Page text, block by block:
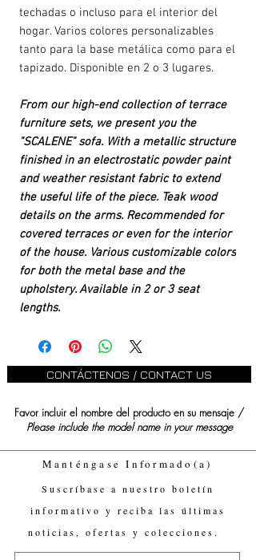
techadas o incluso para el interior del
hogar. Varios colores personalizables
tanto para la base metálica como para el
tapizado. Disponible en 2 o 3 lugares.
From our high-end collection of terrace
furniture sets, we present you the
"SCALENE" sofa. With a metallic structure
finished in an electrostatic powder paint
and weather resistant fabric to extend
the useful life of the piece. Teak wood
details on the arms. Recommended for
covered terraces or even for the interior
of the house. Various customizable colors
for both the metal base and the
upholstery. Available in 2 or 3 seat
lengths.
CONTÁCTENOS / CONTACT US
Favor incluir el nombre del producto en su mensaje /
Please include the model name in your message
Manténgase Informado(a)
Suscríbase a nuestro boletín
informativo y reciba las últimas
noticias, ofertas y colecciones.